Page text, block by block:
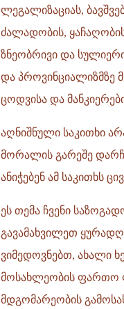
ლეგალიზაციას,
ძალადობის,
ზნეობრივი და
და პროვინციალიზმზე
ცოდვისა და
აღნიშნული საკითხი
მორალის გარეშე
ანიჭებენ ამ საკითხს
ეს თემა ჩვენი
გავამახვილეთ
ვიმედოვნებთ, ახალი
მოსახლეობის ფართო
მდგომარეობის